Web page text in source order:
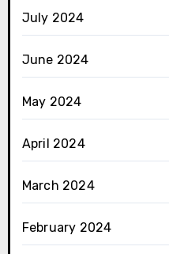
July 2024
June 2024
May 2024
April 2024
March 2024
February 2024